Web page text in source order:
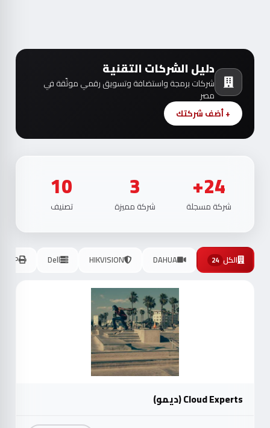
دليل الشركات التقنية
شركات برمجة واستضافة وتسويق رقمي موثّقة في
مصر
+ أضف شركتك
24+
شركة مسجلة
3
شركة مميزة
10
تصنيف
الكل 24
DAHUA
HIKVISION
Dell
HP
Cloud Experts (ديمو)